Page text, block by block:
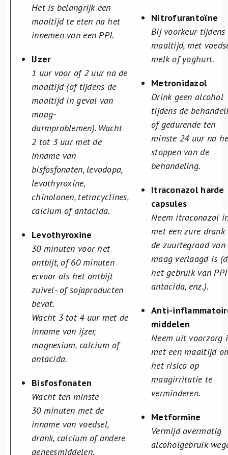
Het is belangrijk een
maaltijd te eten na het
innemen van een PPI.
IJzer
1 uur voor of 2 uur na de
maaltijd (of tijdens de
maaltijd in geval van
maag-
darmproblemen). Wacht
2 tot 3 uur met de
inname van
bisfosfonaten, levodopa,
levothyroxine,
chinolonen, tetracyclines,
calcium of antacida.
Levothyroxine
30 minuten voor het
ontbijt, of 60 minuten
ervoor als het ontbijt
zuivel- of sojaproducten
bevat.
Wacht 3 tot 4 uur met de
inname van ijzer,
magnesium, calcium of
antacida.
Bisfosfonaten
Wacht ten minste
30 minuten met de
inname van voedsel,
drank, calcium of andere
geneesmiddelen.
Nitrofurantoïne
Bij voorkeur tijdens
maaltijd, met
melk of yoghurt.
Metronidazol
Drink geen alcohol
tijdens de
of gedurende ten
minste 24 uur na
stoppen van de
behandeling.
Itraconazol harde
capsules
Neem itraconazol
met een zure drank
de zuurtegraad van
maag verlaagd is
het gebruik van
antacida, enz.).
Anti-
middelen
Neem uit voorzorg
met een maaltijd
het risico op
maagirritatie te
verminderen.
Metformine
Vermijd overmatig
alcoholgebruik